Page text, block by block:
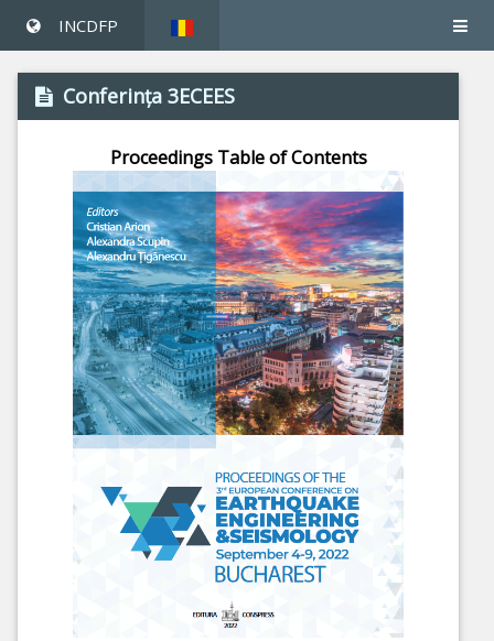
INCDFP
Conferinţa 3ECEES
Proceedings Table of Contents